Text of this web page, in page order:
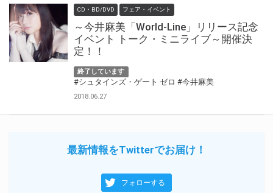
CD・BD/DVD フェア・イベント
～今井麻美「World-Line」リリース記念
イベント トーク・ミニライブ～開催決
定！！
終了しています
#シュタインズ・ゲート ゼロ #今井麻美
2018.06.27
最新情報をTwitterでお届け！
フォローする